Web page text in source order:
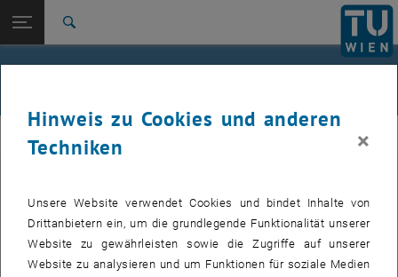
TU Login
Studium
International
Zur 1. Menü Ebene
femTUme
Zurück: Subseiten von femTUme auflisten
Zurück zur letzten Ebene:
femTUme
Jour fixe
femTUme
VERANSTALTUNGEN VOM 15. JULI 2026
04 04 August 2026 bis
–
Hinweis zu Cookies und anderen
Techniken
×
Unsere Website verwendet Cookies und bindet Inhalte von
Drittanbietern ein, um die grundlegende Funktionalität unserer
Website zu gewährleisten sowie die Zugriffe auf unserer
Website zu analysieren und um Funktionen für soziale Medien